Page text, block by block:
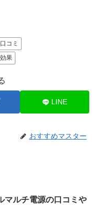
コミ
果
LINE
おすすめマスター
マルチ電源の口コミや